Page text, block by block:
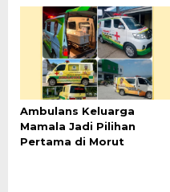
Ambulans Keluarga
Mamala Jadi Pilihan
Pertama di Morut